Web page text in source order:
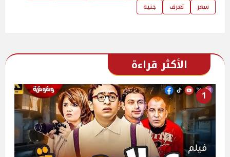
سعر
تعرف جنيه
الأكثر قراءة
1